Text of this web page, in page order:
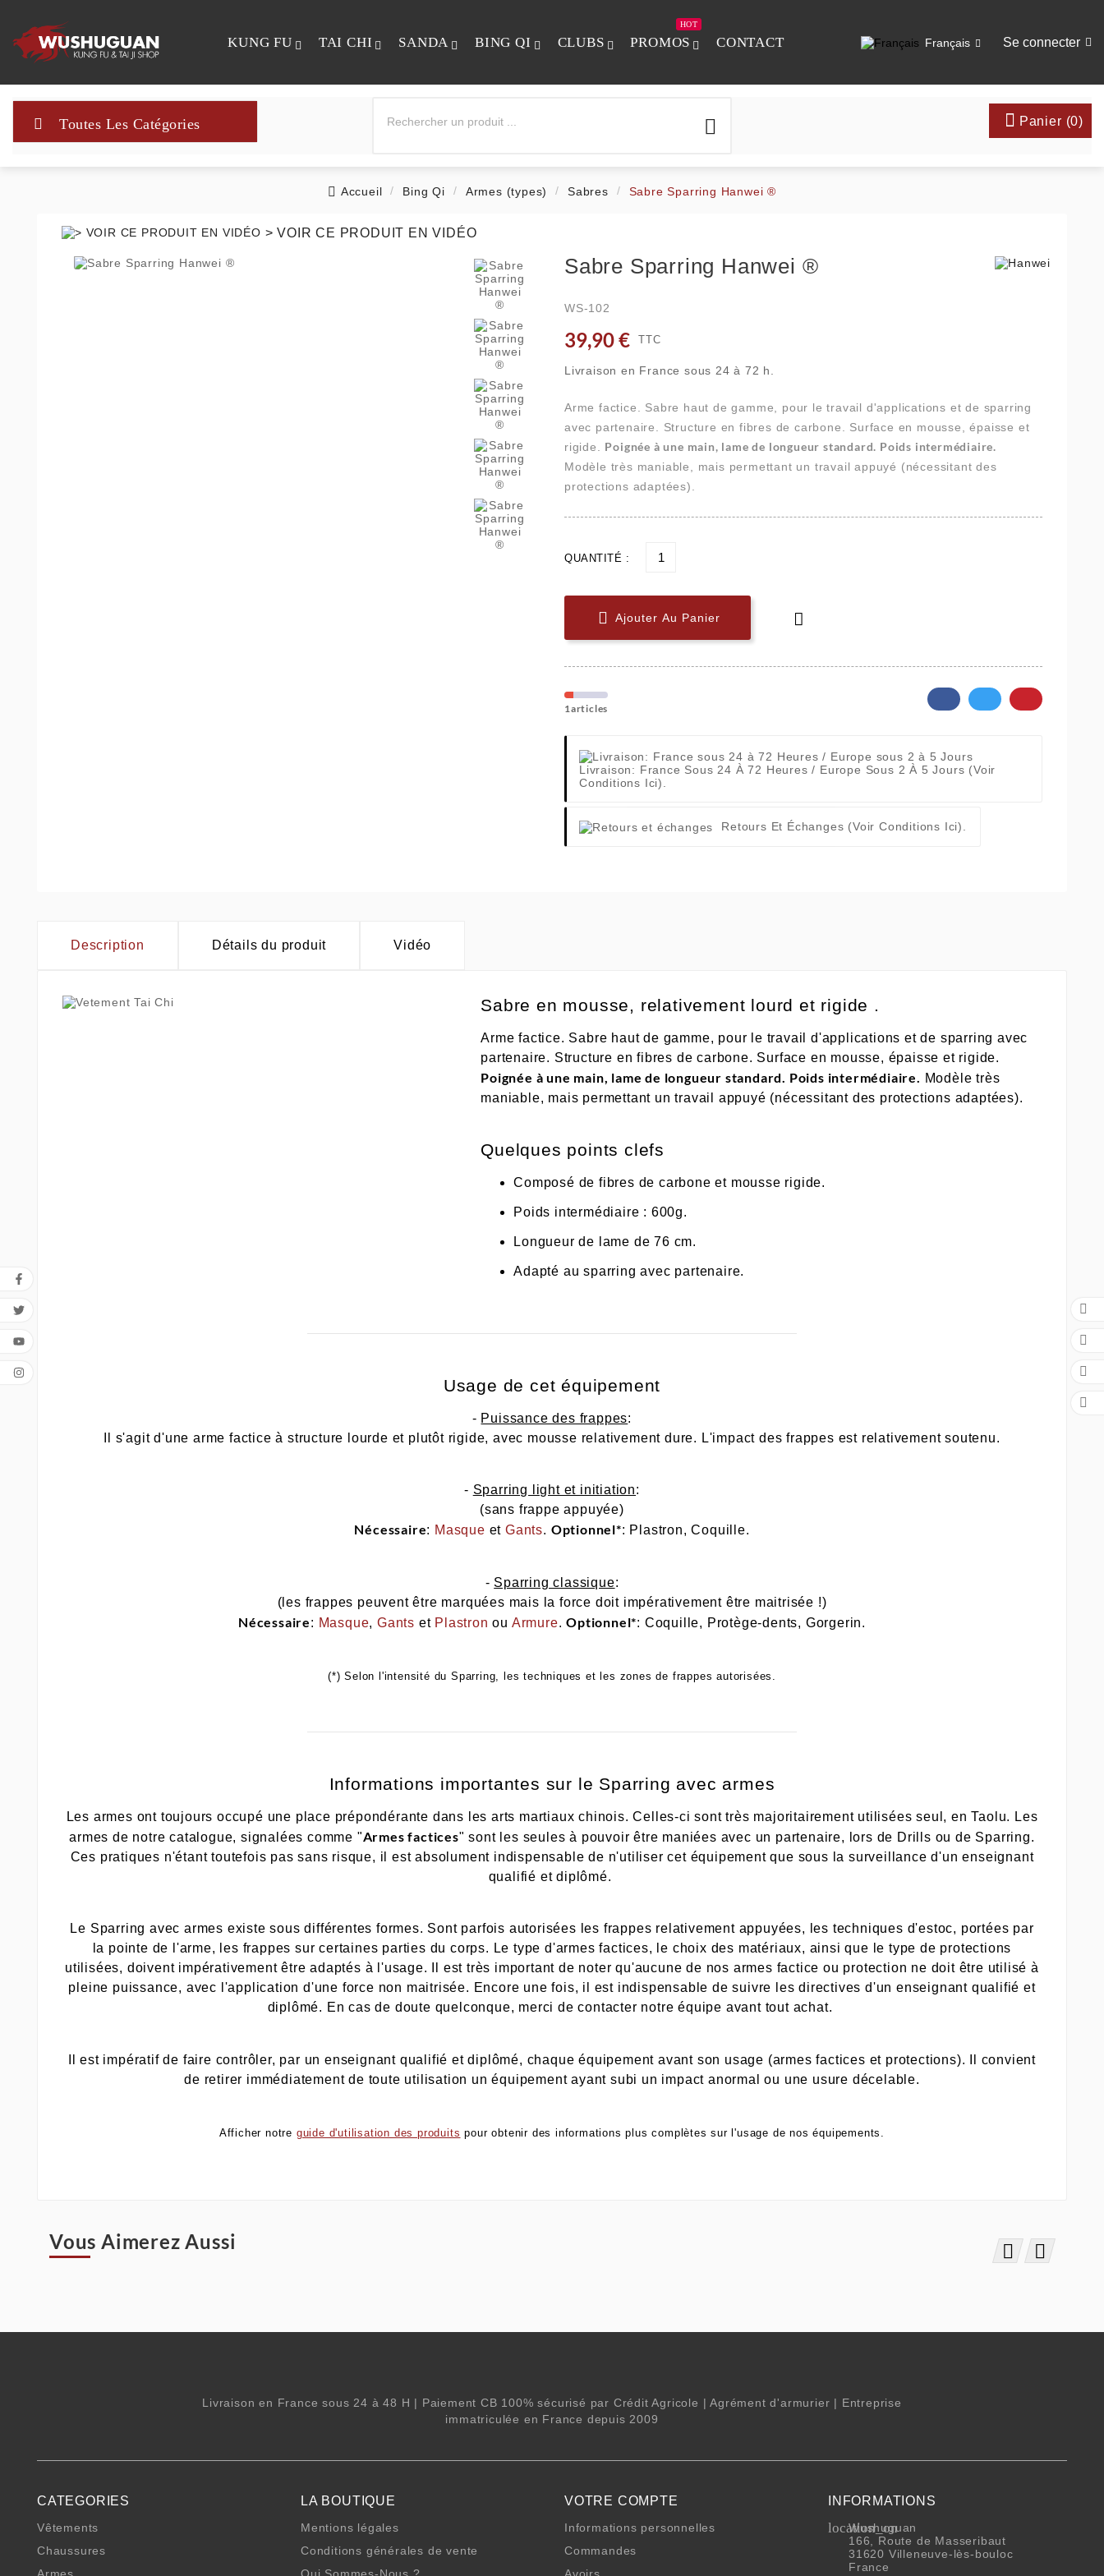
KUNG FU TAI CHI SANDA BING QI CLUBS PROMOS
HOT
CONTACT Français  Se connecter 
Toutes Les Catégories
   Panier (0)
Accueil Bing Qi Armes (types) Sabres Sabre Sparring Hanwei ®
> VOIR CE PRODUIT EN VIDÉO
Sabre Sparring Hanwei ®
WS-102
39,90 € TTC
Livraison en France sous 24 à 72 h.
Arme factice. Sabre haut de gamme, pour le travail d'applications et de sparring
avec partenaire. Structure en fibres de carbone. Surface en mousse, épaisse et
rigide. Poignée à une main, lame de longueur standard. Poids intermédiaire.
Modèle très maniable, mais permettant un travail appuyé (nécessitant des
protections adaptées).
QUANTITÉ :
 Ajouter Au Panier 
1articles
Livraison: France Sous 24 À 72 Heures / Europe Sous 2 À 5 Jours (Voir
Conditions Ici).
Retours Et Échanges (Voir Conditions Ici).
Description Détails du produit Vidéo
Sabre en mousse, relativement lourd et rigide .
Arme factice. Sabre haut de gamme, pour le travail d'applications et de sparring avec
partenaire. Structure en fibres de carbone. Surface en mousse, épaisse et rigide.
Poignée à une main, lame de longueur standard. Poids intermédiaire. Modèle très
maniable, mais permettant un travail appuyé (nécessitant des protections adaptées).
Quelques points clefs
Composé de fibres de carbone et mousse rigide.
Poids intermédiaire : 600g.
Longueur de lame de 76 cm.
Adapté au sparring avec partenaire.
Usage de cet équipement
- Puissance des frappes:
Il s'agit d'une arme factice à structure lourde et plutôt rigide, avec mousse relativement dure. L'impact des frappes est relativement soutenu.
- Sparring light et initiation:
(sans frappe appuyée)
Nécessaire: Masque etGants. Optionnel*: Plastron, Coquille.
- Sparring classique:
(les frappes peuvent être marquées mais la force doit impérativement être maitrisée !)
Nécessaire: Masque, Gants et Plastron ou Armure.Optionnel*: Coquille, Protège-dents, Gorgerin.
(*) Selon l'intensité du Sparring, les techniques et les zones de frappes autorisées.
Informations importantes sur le Sparring avec armes
Les armes ont toujours occupé une place prépondérante dans les arts martiaux chinois. Celles-ci sont très majoritairement utilisées seul, en Taolu. Les
armes de notre catalogue, signalées comme "Armes factices" sont les seules à pouvoir être maniées avec un partenaire, lors de Drills ou de Sparring.
Ces pratiques n'étant toutefois pas sans risque, il est absolument indispensable de n'utiliser cet équipement que sous la surveillance d'un enseignant
qualifié et diplômé.
Le Sparring avec armes existe sous différentes formes. Sont parfois autorisées les frappes relativement appuyées, les techniques d'estoc, portées par
la pointe de l'arme, les frappes sur certaines parties du corps. Le type d'armes factices, le choix des matériaux, ainsi que le type de protections
utilisées, doivent impérativement être adaptés à l'usage. Il est très important de noter qu'aucune de nos armes factice ou protection ne doit être utilisé à
pleine puissance, avec l'application d'une force non maitrisée. Encore une fois, il est indispensable de suivre les directives d'un enseignant qualifié et
diplômé. En cas de doute quelconque, merci de contacter notre équipe avant tout achat.
Il est impératif de faire contrôler, par un enseignant qualifié et diplômé, chaque équipement avant son usage (armes factices et protections). Il convient
de retirer immédiatement de toute utilisation un équipement ayant subi un impact anormal ou une usure décelable.
Afficher notre guide d'utilisation des produits pour obtenir des informations plus complètes sur l'usage de nos équipements.
Vous Aimerez Aussi  
Livraison en France sous 24 à 48 H | Paiement CB 100% sécurisé par Crédit Agricole | Agrément d'armurier | Entreprise
immatriculée en France depuis 2009
CATEGORIES
Vêtements
Chaussures
LA BOUTIQUE
Mentions légales
Conditions générales de vente
VOTRE COMPTE
Informations personnelles
Commandes
INFORMATIONS
location_on
Wushuguan
166, Route de Masseribaut
31620 Villeneuve-lès-bouloc
France



